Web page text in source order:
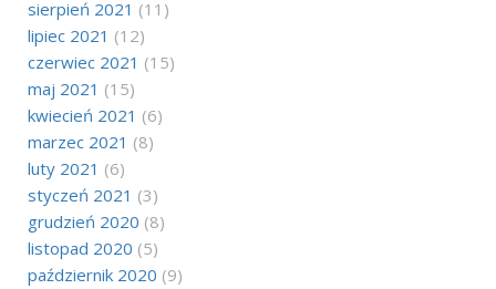
sierpień 2021 (11)
lipiec 2021 (12)
czerwiec 2021 (15)
maj 2021 (15)
kwiecień 2021 (6)
marzec 2021 (8)
luty 2021 (6)
styczeń 2021 (3)
grudzień 2020 (8)
listopad 2020 (5)
październik 2020 (9)